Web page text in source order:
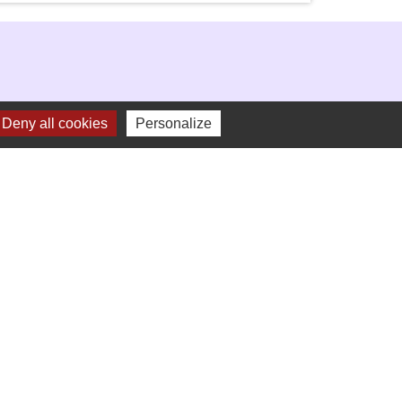
Deny all cookies Personalize